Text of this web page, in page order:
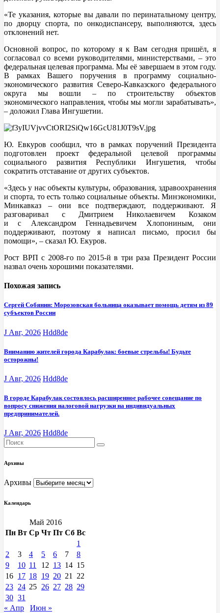
«Те указания, которые вы давали по перинатальному центру,
по дворцу спорта, по онкодиспансеру, выполняются, здесь
отклонений нет.
Основной вопрос, по которому я к Вам сегодня пришёл, я
согласовал со всеми руководителями, министерствами, – это
федеральная целевая программа. Мы её завершаем в этом году.
В рамках Вашего поручения в программу социально-
экономического развития Северо-Кавказского федерального
округа мы вошли – по строительству объектов
экономического направления, чтобы мы могли зарабатывать»,
– доложил Глава Ингушетии.
Ю. Евкуров сообщил, что в рамках поручений Президента
подготовлен проект федеральной целевой программы
социального развития Республики Ингушетия, чтобы
сократить отставание от других субъектов.
«Здесь у нас объекты культуры, образования, здравоохранения
и спорта, то есть только социальные объекты. Минэкономики,
Минкавказ – они все подтверждают, поддерживают. Я
разговаривал с Дмитрием Николаевичем Козаком
и с Александром Геннадьевичем Хлопониным, они
поддерживают, поэтому я написал письмо, просил бы
помощи», – сказал Ю. Екуров.
Рост ВРП с 2008-го по 2015-й в три раза Президент России
назвал очень хорошими показателями.
Похожая запись
Сергей Собянин: Морозовская больница оказывает помощь детям из 89
субъектов России
J Авг, 2026 Hdd8de
Вниманию жителей города Карабулак: боевые стрельбы! Будьте
осторожны!
J Авг, 2026 Hdd8de
В городе Карабулак состоялось расширенное рабочее совещание по
вопросу снижения налоговой нагрузки на индивидуальных
предпринимателей.
J Авг, 2026 Hdd8de
Архивы
Архивы
Календарь
Май 2016
Пн Вт Ср Чт Пт Сб Вс
1
2
3 4 5 6 7
8
9
10 11 12 13 14 15
16 17 18 19 20 21
22
23 24 25 26 27 28 29
30 31
« Апр
Июн »